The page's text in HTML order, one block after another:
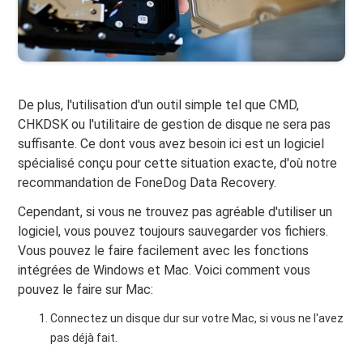
De plus, l'utilisation d'un outil simple tel que CMD,
CHKDSK ou l'utilitaire de gestion de disque ne sera pas
suffisante. Ce dont vous avez besoin ici est un logiciel
spécialisé conçu pour cette situation exacte, d'où notre
recommandation de FoneDog Data Recovery.
Cependant, si vous ne trouvez pas agréable d'utiliser un
logiciel, vous pouvez toujours sauvegarder vos fichiers.
Vous pouvez le faire facilement avec les fonctions
intégrées de Windows et Mac. Voici comment vous
pouvez le faire sur Mac:
Connectez un disque dur sur votre Mac, si vous ne l'avez
pas déjà fait.